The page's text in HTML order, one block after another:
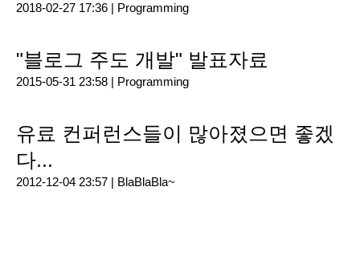
2018-02-27 17:36 | Programming
"블로그 주도 개발" 발표자료
2015-05-31 23:58 | Programming
유료 컨퍼런스들이 많아졌으면 좋겠
다...
2012-12-04 23:57 | BlaBlaBla~